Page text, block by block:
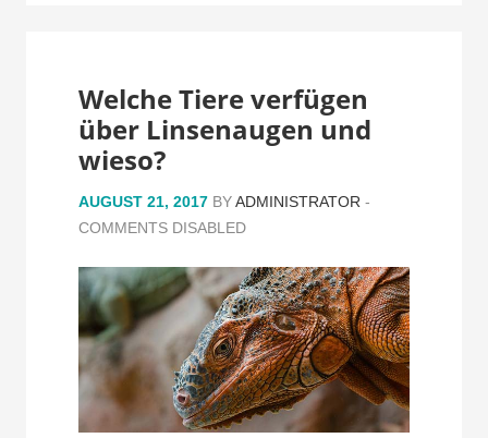
Welche Tiere verfügen
über Linsenaugen und
wieso?
AUGUST 21, 2017 BYADMINISTRATOR -
COMMENTS DISABLED